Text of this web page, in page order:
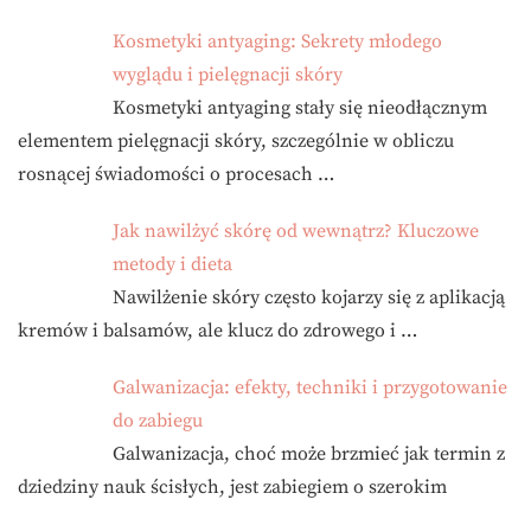
Kosmetyki antyaging: Sekrety młodego
wyglądu i pielęgnacji skóry
Kosmetyki antyaging stały się nieodłącznym
elementem pielęgnacji skóry, szczególnie w obliczu
rosnącej świadomości o procesach …
Jak nawilżyć skórę od wewnątrz? Kluczowe
metody i dieta
Nawilżenie skóry często kojarzy się z aplikacją
kremów i balsamów, ale klucz do zdrowego i …
Galwanizacja: efekty, techniki i przygotowanie
do zabiegu
Galwanizacja, choć może brzmieć jak termin z
dziedziny nauk ścisłych, jest zabiegiem o szerokim